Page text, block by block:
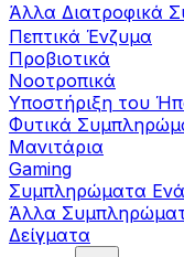
Άλλα Διατροφικά
Πεπτικά Ένζυμα
Προβιοτικά
Νοοτροπικά
Υποστήριξη του
Φυτικά
Μανιτάρια
Gaming
Συμπληρώματα
Άλλα
Δείγματα